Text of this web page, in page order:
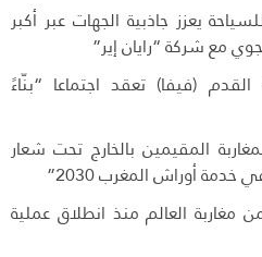
يعزز جاذبية الجهات عبر أكبر
مع شركة “رايان إير”
القدم (فيفا) تعقد اجتماعا “بنّاءً
المقيمين بالخارج تحت شعار
أوراش المغرب 2030”
2,7 مليون من مغاربة العالم منذ انطلاق عملية